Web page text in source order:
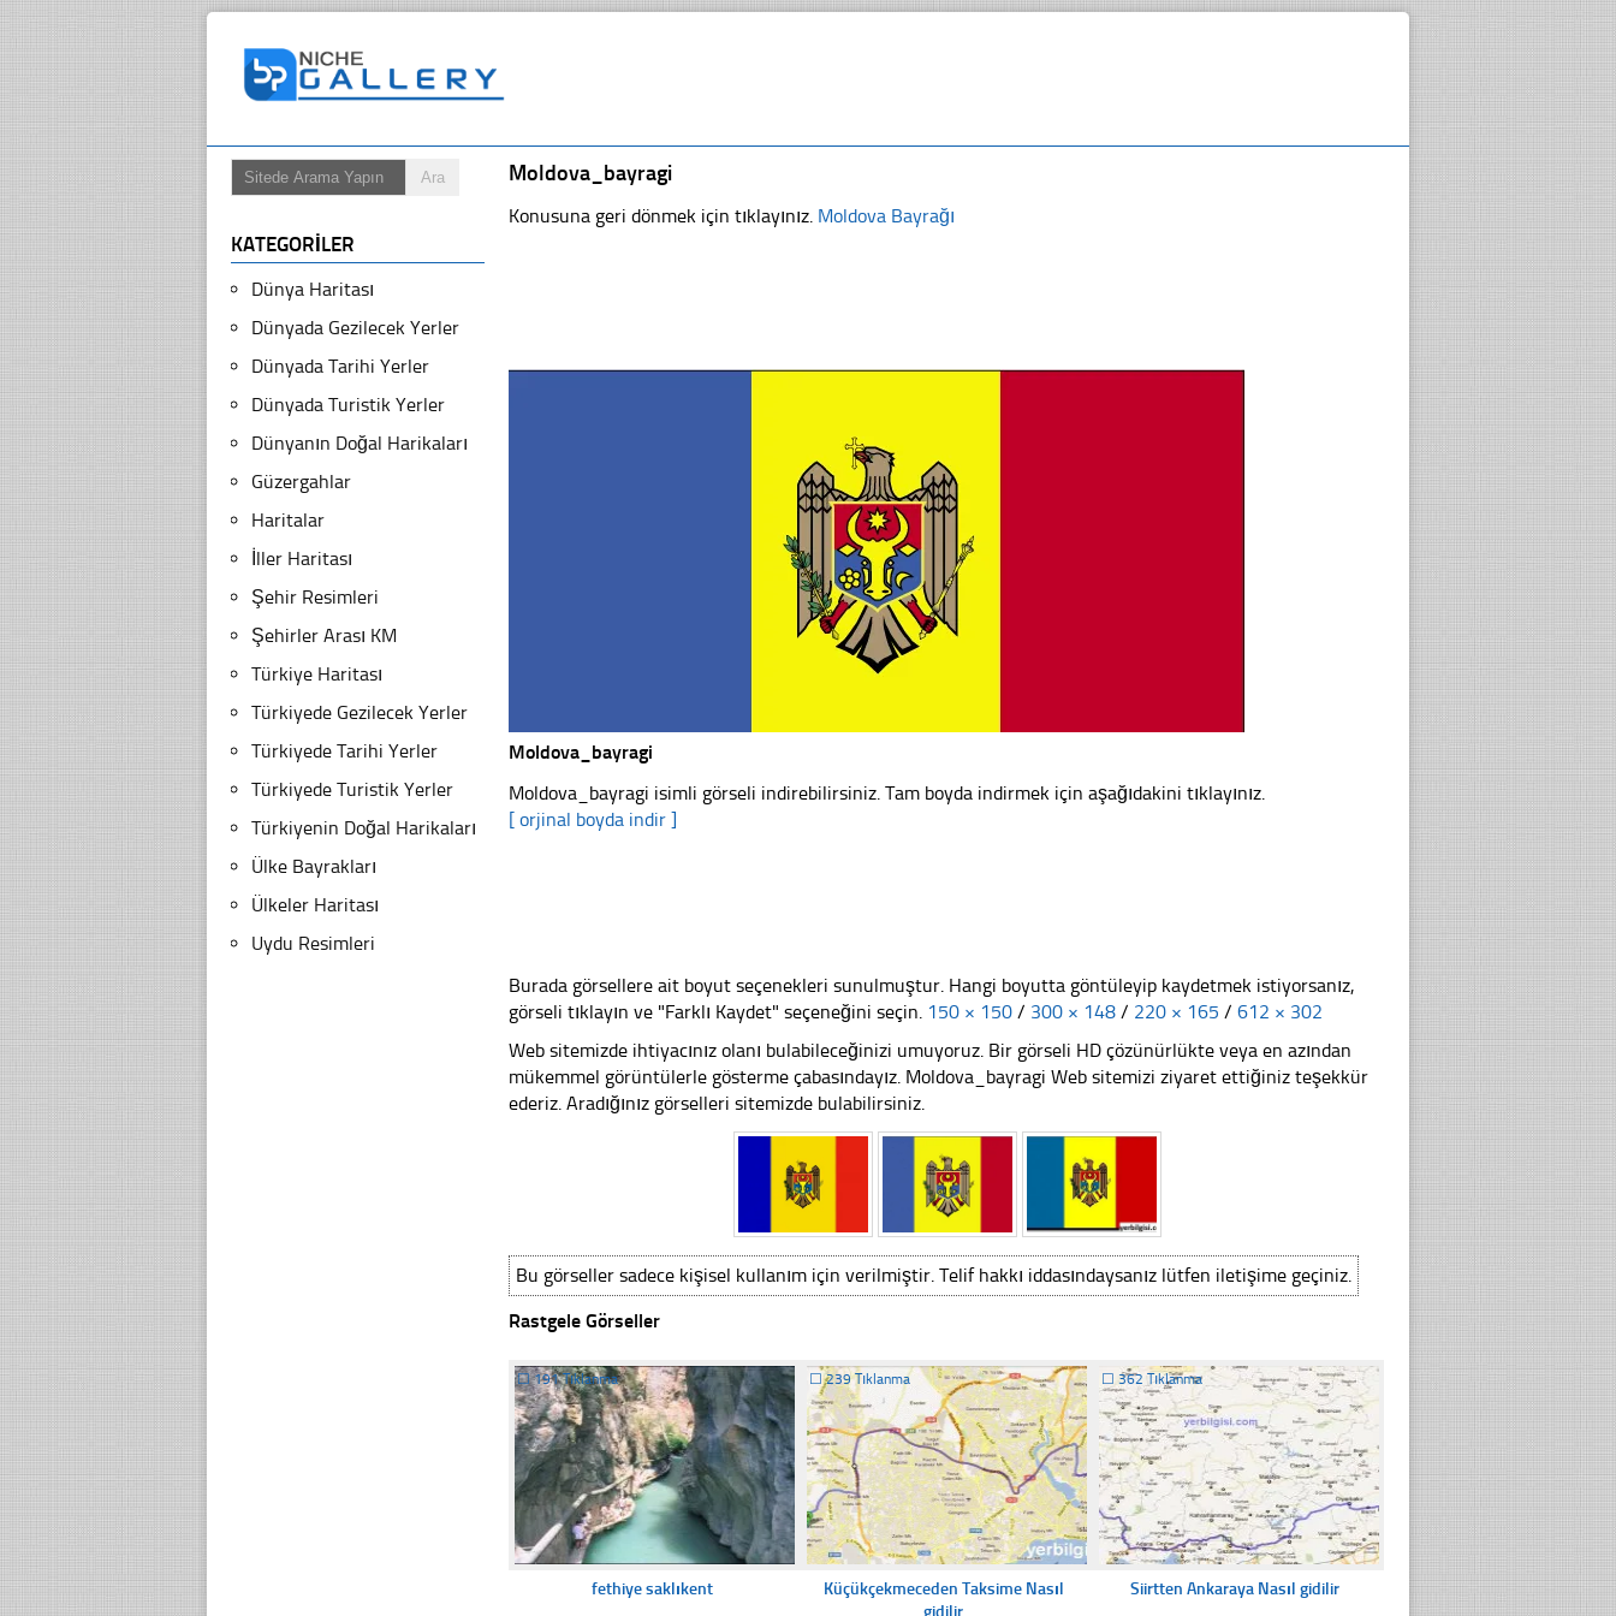
Moldova_bayragi
Konusuna geri dönmek için tıklayınız. Moldova Bayrağı
Moldova_bayragi
Moldova_bayragi isimli görseli indirebilirsiniz. Tam boyda indirmek için aşağıdakini tıklayınız.
[ orjinal boyda indir ]
Burada görsellere ait boyut seçenekleri sunulmuştur. Hangi boyutta göntüleyip kaydetmek istiyorsanız,
görseli tıklayın ve "Farklı Kaydet" seçeneğini seçin. 150 × 150 / 300 × 148 / 220 × 165 / 612 × 302
Web sitemizde ihtiyacınız olanı bulabileceğinizi umuyoruz. Bir görseli HD çözünürlükte veya en azından
mükemmel görüntülerle gösterme çabasındayız. Moldova_bayragi Web sitemizi ziyaret ettiğiniz teşekkür
ederiz. Aradığınız görselleri sitemizde bulabilirsiniz.
Bu görseller sadece kişisel kullanım için verilmiştir. Telif hakkı iddasındaysanız lütfen iletişime geçiniz.
Rastgele Görseller
☐191 Tıklanma
fethiye saklıkent
☐239 Tıklanma
Küçükçekmeceden Taksime Nasıl
gidilir
☐ 362 Tıklanma
Siirtten Ankaraya Nasıl gidilir
KATEGORILER
Dünya Haritası
Dünyada Gezilecek Yerler
Dünyada Tarihi Yerler
Dünyada Turistik Yerler
Dünyanın Doğal Harikaları
Güzergahlar
Haritalar
İller Haritası
Şehir Resimleri
Şehirler Arası KM
Türkiye Haritası
Türkiyede Gezilecek Yerler
Türkiyede Tarihi Yerler
Türkiyede Turistik Yerler
Türkiyenin Doğal Harikaları
Ülke Bayrakları
Ülkeler Haritası
Uydu Resimleri